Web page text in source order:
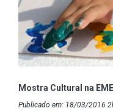
Mostra Cultural na
Publicado em: 18/03/2016